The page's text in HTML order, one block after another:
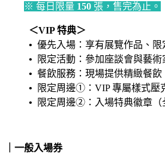
※ 每日限量 150 張，售完為止。
＜VIP 特典＞
• 優先入場：享有展覽作品、限
•
限定活動：參加座談會與藝術
• 餐飲服務：現場提供精緻餐飲
•
限定周邊①：VIP 專屬樣式壓
•
限定周邊②：入場特典徽章（
｜一般入場券